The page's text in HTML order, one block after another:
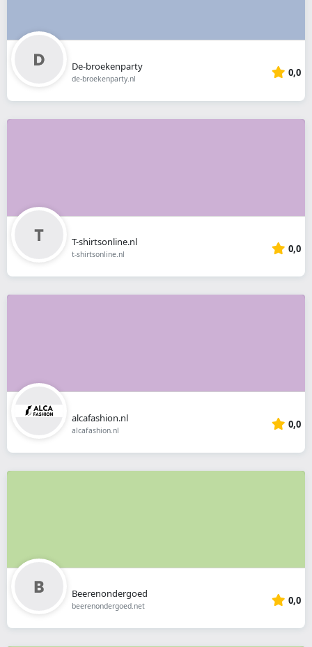
De-broekenparty
de-broekenparty.nl 0,0
T-shirtsonline.nl
t-shirtsonline.nl 0,0
alcafashion.nl
alcafashion.nl 0,0
Beerenondergoed
beerenondergoed.net 0,0